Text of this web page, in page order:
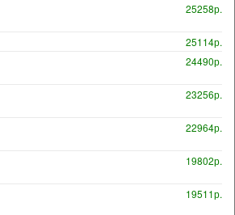
25258р.
25114р.
24490р.
23256р.
22964р.
19802р.
19511р.